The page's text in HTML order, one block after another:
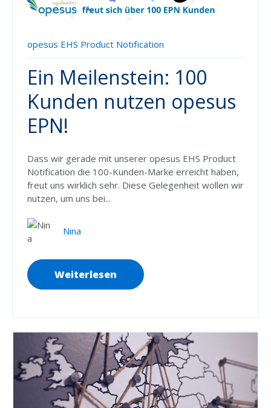
opesus EHS Product Notification
Ein Meilenstein: 100
Kunden nutzen opesus
EPN!
Dass wir gerade mit unserer opesus EHS Product
Notification die 100-Kunden-Marke erreicht haben,
freut uns wirklich sehr. Diese Gelegenheit wollen wir
nutzen, um uns bei...
Nina
Weiterlesen